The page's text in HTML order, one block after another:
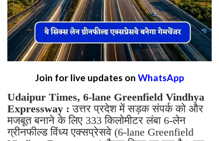
Join for live updates on WhatsApp
Udaipur Times, 6-lane Greenfield Vindhya
Expressway : उत्तर प्रदेश में सड़क संपर्क को और
मजबूत बनाने के लिए 333 किलोमीटर लंबा 6-लेन
ग्रीनफील्ड विंध्य एक्सप्रेसवे (6-lane Greenfield